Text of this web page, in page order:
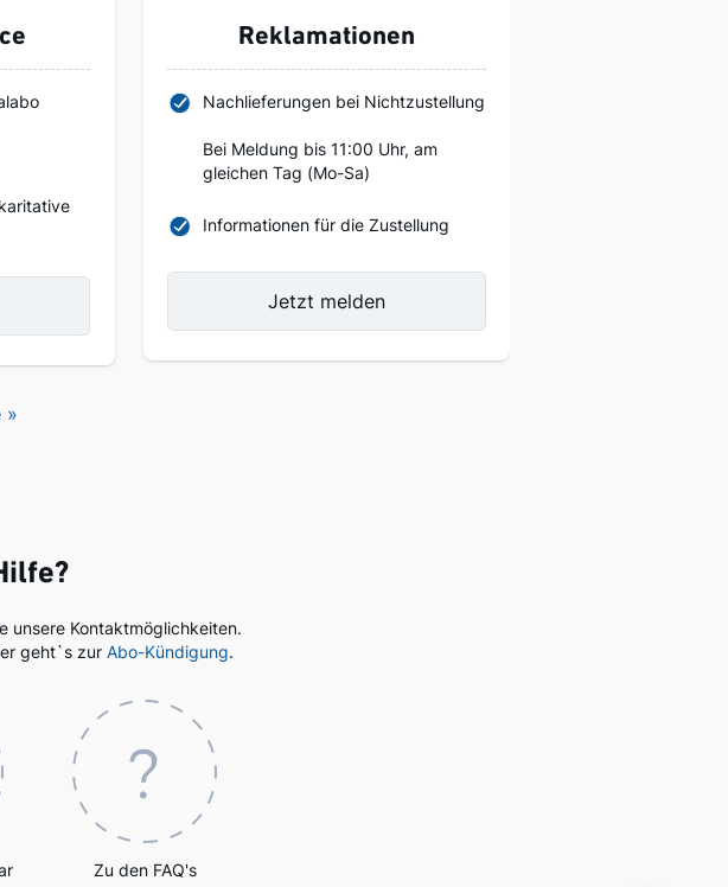
Reklamationen
Nachlieferungen bei Nichtzustellung
Bei Meldung bis 11:00 Uhr, am
gleichen Tag (Mo-Sa)
Informationen für die Zustellung
Jetzt melden
»
unsere Kontaktmöglichkeiten.
geht`s zur Abo-Kündigung.
Zu den FAQ's